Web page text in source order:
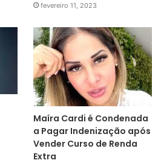
fevereiro 11, 2023
Maíra Cardi é Condenada
a Pagar Indenização após
Vender Curso de Renda
Extra